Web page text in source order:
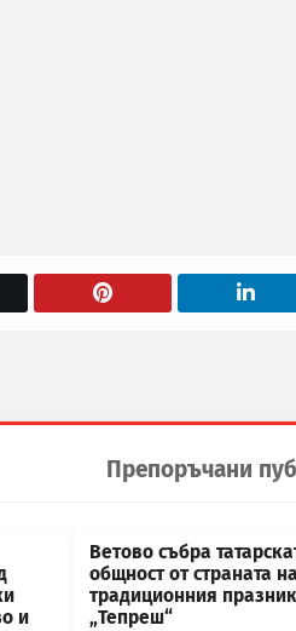
Препоръчани
и
Ветово събра
общност от страната на
традиционния празник
„Тепреш“